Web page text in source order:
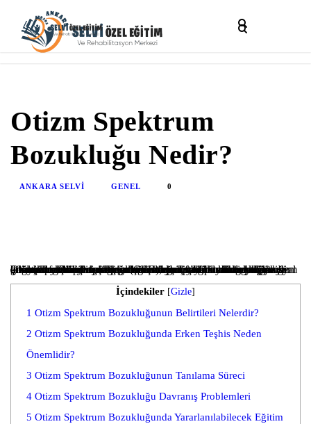
Otizm Spektrum
Bozukluğu Nedir?
ANKARA SELVI GENEL 0
Otizm spektrum bozukluğu(OSB), ya da bilinen kısa adıyla otizm doğuştan gelen, erken çocukluk döneminin ilk yıllarında ortaya çıkan ve yaşam boyu devam eden karmaşık bir nöro gelişimsel farklılıktır. Bireyin nöro-gelişiminde çevreyi nasıl algıladığını ve insanlarla nasıl iletişim kurduğunu etkileyen bu nedenle de sosyal etkileşim ve ifade becerisinde sorunlara sebep olan fizyolojik bir durumdur. Otizm spektrum bozukluğunun kalıtsal mı yoksa çevresel faktörlerin etkisiyle mi ortaya çıktığı soruları merak konusudur. Yapılan çalışmalarla otizm spektrum bozukluğunun genetik temelli olarak gelen ve çevresel faktörlerin de etkilediği ortaya konulmuştur fakat otizmin sebebi tam olarak bilinmemektedir.
İçindekiler [Gizle]
1 Otizm Spektrum Bozukluğunun Belirtileri Nelerdir?
2 Otizm Spektrum Bozukluğunda Erken Teşhis Neden
Önemlidir?
3 Otizm Spektrum Bozukluğunun Tanılama Süreci
4 Otizm Spektrum Bozukluğu Davranış Problemleri
5 Otizm Spektrum Bozukluğunda Yararlanılabilecek Eğitim